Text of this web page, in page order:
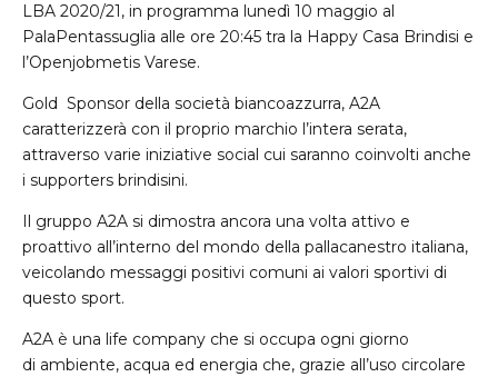
LBA 2020/21, in programma lunedì 10 maggio al
PalaPentassuglia alle ore 20:45 tra la Happy Casa Brindisi e
l’Openjobmetis Varese.
Gold Sponsor della società biancoazzurra, A2A
caratterizzerà con il proprio marchio l’intera serata,
attraverso varie iniziative social cui saranno coinvolti anche
i supporters brindisini.
Il gruppo A2A si dimostra ancora una volta attivo e
proattivo all’interno del mondo della pallacanestro italiana,
veicolando messaggi positivi comuni ai valori sportivi di
questo sport.
A2A è una life company che si occupa ogni giorno
di ambiente, acqua ed energia che, grazie all’uso circolare